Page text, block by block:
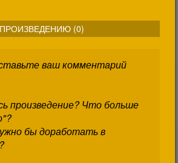
(0)
ваш комментарий
произведение? Что больше
бы доработать в